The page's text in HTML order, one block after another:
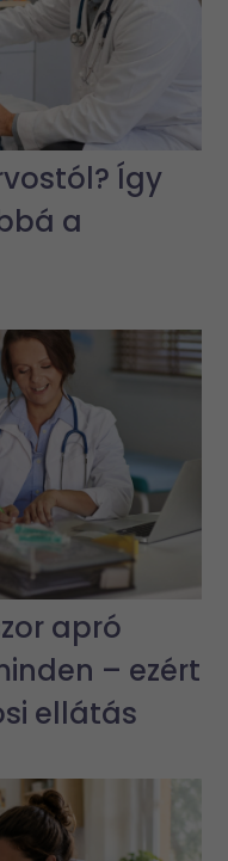
Így
a
apró
– ezért
ellátás